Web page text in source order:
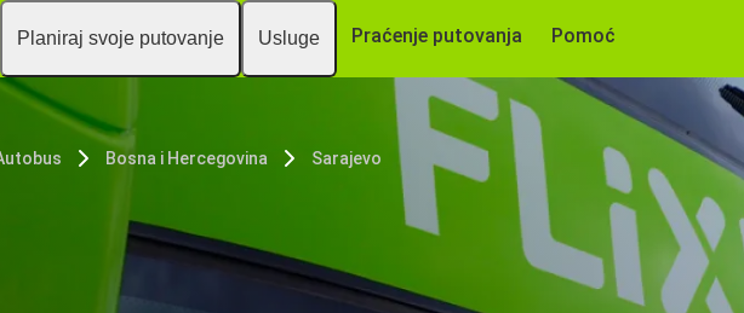
Planiraj svoje putovanje Usluge Praćenje putovanja Pomoć
Bosna i Hercegovina Sarajevo